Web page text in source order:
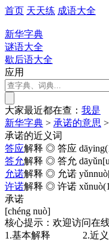
首页 天天练 成语大全
新华字典
谜语大全
歇后语大全
应用
大家最近都在查： 我是
新华字典 > 承诺的意思 >
承诺的近义词
答应解释 ◎ 答应
答允解释 ◎ 答允
允诺解释 ◎ 允诺
许诺解释 ◎ 许诺
承诺
[chéng nuò]
核心提示：欢迎访问在
1.基本解释
2.近